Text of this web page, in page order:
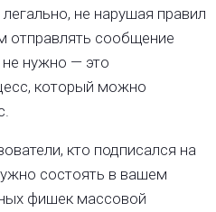
не нарушая правил
отправлять сообщение
нужно — это
который можно
кто подписался на
состоять в вашем
фишек массовой